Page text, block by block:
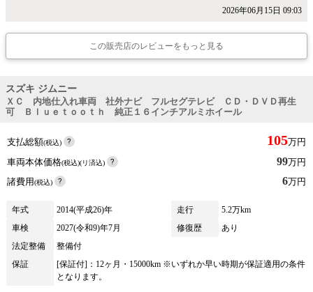
2026年06月15日 09:03
この販売店のレビューをもっと見る
スズキ ジムニー
ＸＣ 内地仕入れ車両 社外ナビ フルセグテレビ ＣＤ・ＤＶＤ再生
可 Ｂｌｕｅｔｏｏｔｈ 純正１６インチアルミホイール
支払総額(税込) 105万円
車両本体価格(税込)(リ済込) 99万円
諸費用(税込) 6万円
年式 2014(平成26)年 走行
5.2万km
車検
2027(令和9)年7月 修復歴
あり
法定整備
整備付
保証
[保証付]：12ヶ月・15000km ※いずれか早い時期が保証適用の条件
となります。